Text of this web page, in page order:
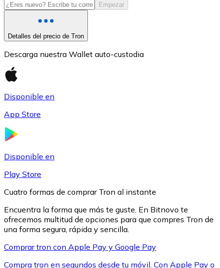
Litecoin
LTC
Empezar
Detalles del precio de Tron
Descarga nuestra Wallet auto-custodia
Disponible en
App Store
Disponible en
Play Store
Cuatro formas de comprar Tron al instante
Encuentra la forma que más te guste. En Bitnovo te
ofrecemos multitud de opciones para que compres Tron de
una forma segura, rápida y sencilla.
Comprar tron con Apple Pay y Google Pay
Compra tron en segundos desde tu móvil. Con Apple Pay o